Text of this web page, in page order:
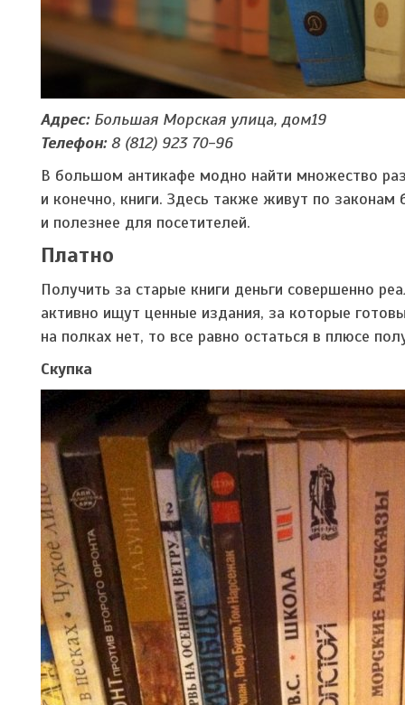
Адрес:Большая Морская улица, дом19
Телефон:8 (812) 923 70-96
В большом антикафе модно найти множество
и конечно, книги. Здесь также живут по
и полезнее для посетителей.
Платно
Получить за старые книги деньги совершенно
активно ищут ценные издания, за которые
на полках нет, то все равно остаться в плюсе
Скупка